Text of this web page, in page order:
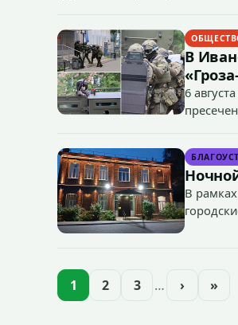
В
6
В
1 2 3 … › »